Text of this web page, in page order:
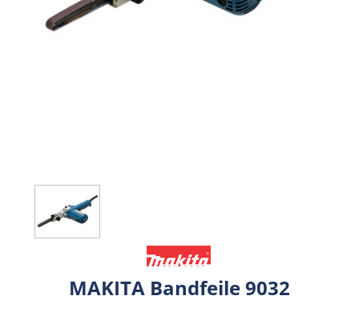
MAKITA Bandfeile 9032